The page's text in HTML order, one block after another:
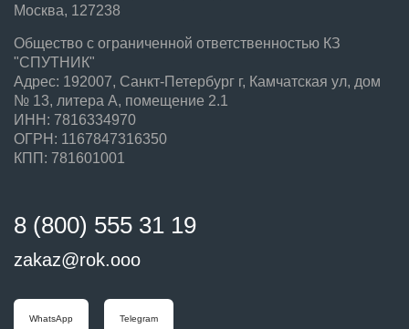
Москва, 127238
Общество с ограниченной ответственностью КЗ
"СПУТНИК"
Адрес: 192007, Санкт-Петербург г, Камчатская ул, дом
№ 13, литера А, помещение 2.1
ИНН: 7816334970
ОГРН: 1167847316350
КПП: 781601001
8 (800) 555 31 19
zakaz@rok.ooo
WhatsApp Telegram